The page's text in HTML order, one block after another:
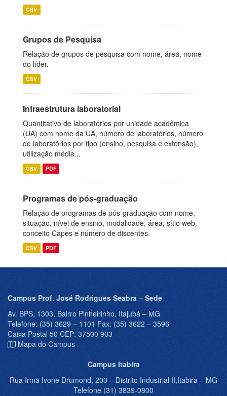
CSV
Grupos de Pesquisa
Relação de grupos de pesquisa com nome, área, nome
do líder.
CSV
Infraestrutura laboratorial
Quantitativo de laboratórios por unidade acadêmica
(UA) com nome da UA, número de laboratórios, número
de laboratórios por tipo (ensino, pesquisa e extensão),
utilização média...
CSV PDF
Programas de pós-graduação
Relação de programas de pós-graduação com nome,
situação, nível de ensino, modalidade, área, sítio web,
conceito Capes e número de discentes.
CSV PDF
Campus Prof. José Rodrigues Seabra – Sede
Av. BPS, 1303, Bairro Pinheirinho, Itajubá – MG
Telefone: (35) 3629 – 1101 Fax: (35) 3622 – 3596
Caixa Postal 50 CEP: 37500 903
Mapa do Campus
Campus Itabira
Rua Irmã Ivone Drumond, 200 – Distrito Industrial II,Itabira – MG
Telefone (31) 3839-0800